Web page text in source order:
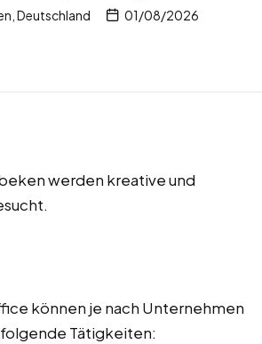
Deutschland 01/08/2026
werden kreative und
können je nach Unternehmen
Tätigkeiten: